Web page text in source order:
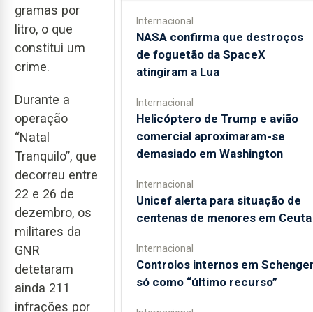
gramas por
litro, o que
constitui um
crime.
Durante a
operação
“Natal
Tranquilo”, que
decorreu entre
22 e 26 de
dezembro, os
militares da
GNR
detetaram
ainda 211
infrações por
Internacional
NASA confirma que destroços
de foguetão da SpaceX
atingiram a Lua
Internacional
Helicóptero de Trump e avião
comercial aproximaram-se
demasiado em Washington
Internacional
Unicef alerta para situação de
centenas de menores em Ceuta
Internacional
Controlos internos em
só como “último recurso”